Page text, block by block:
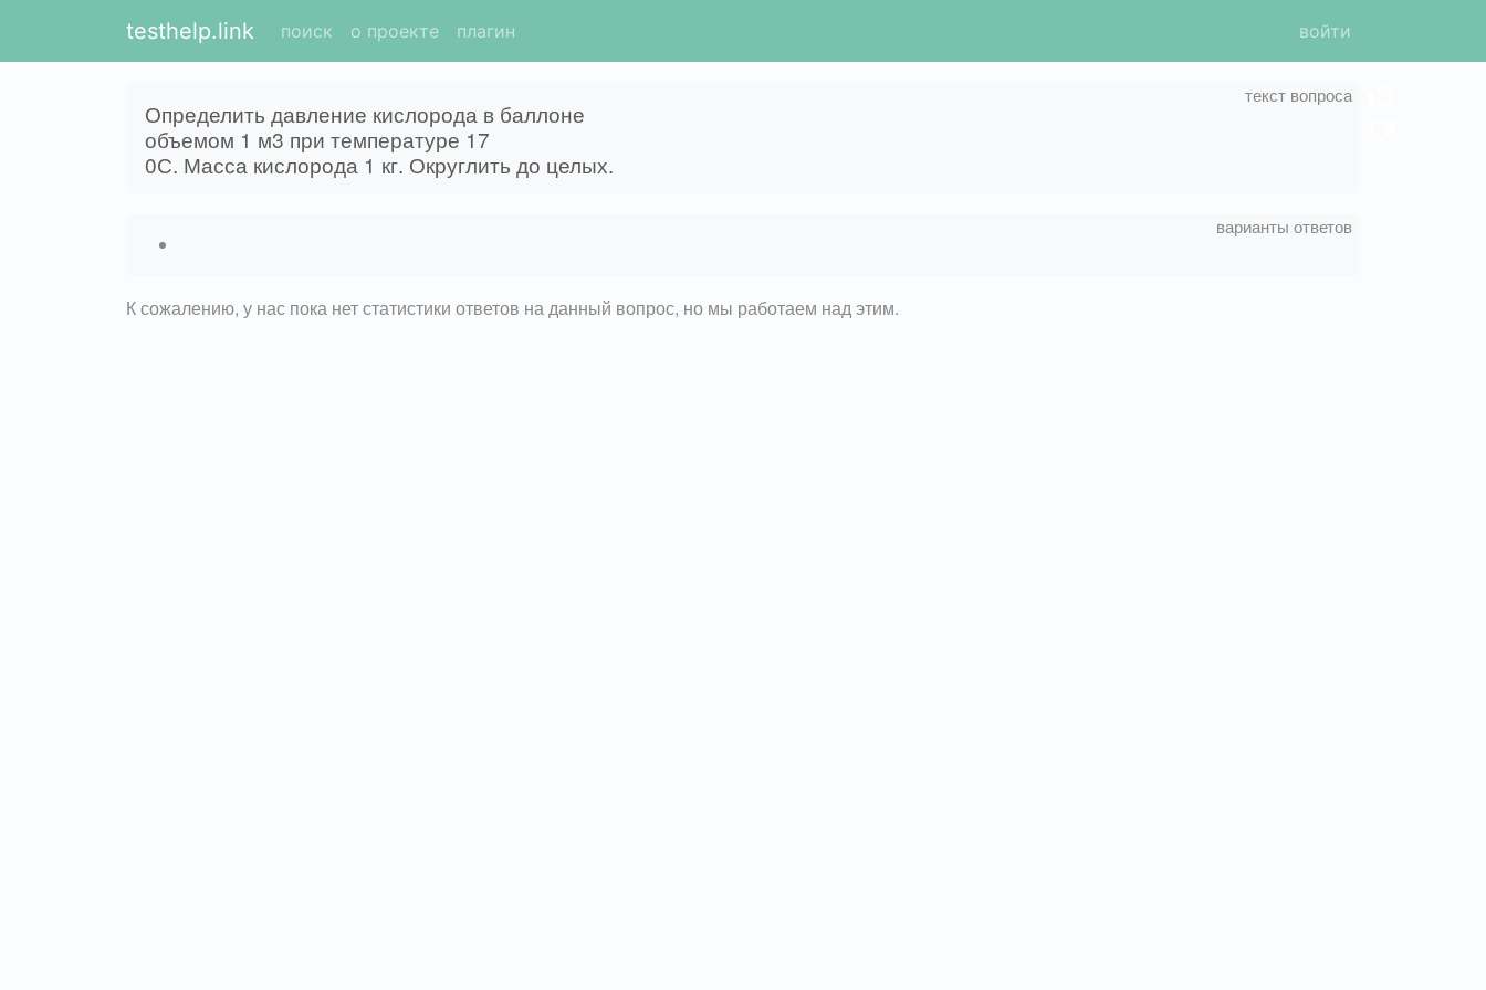
testhelp.link поиск о проекте плагин войти
Определить давление кислорода в баллоне
объемом 1 м3 при температуре 17
0С. Масса кислорода 1 кг. Округлить до целых.
К сожалению, у нас пока нет статистики ответов на данный вопрос, но мы работаем над этим.